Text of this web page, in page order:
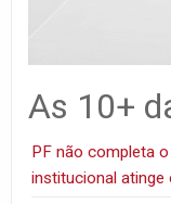
As 10+
PF não completa o
institucional atinge